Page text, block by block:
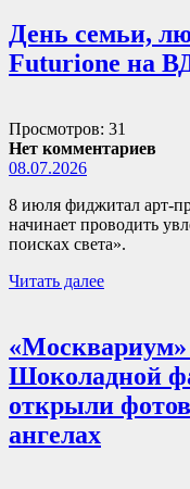
День семьи,
Futurione на
Просмотров: 31
Нет комментариев
08.07.2026
8 июля фиджитал арт-
начинает проводить
поисках света».
Читать далее
«Москвариум»
Шоколадной
открыли
ангелах